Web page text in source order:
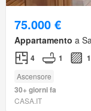
75.000 €
Appartamento a
4 1
Ascensore
30+ giorni fa
CASA.IT